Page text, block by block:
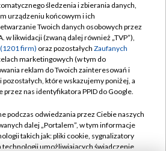
TVP
Cyfrowa
Regulamin TVP
prywatności
Moje zgody
Pomoc
Kontakt
śledzenia i zbierania danych,
urządzeniu końcowym i ich
Twoich danych osobowych przez
w likwidacji (zwaną dalej również „TVP”),
firm) oraz pozostałych Zaufanych
marketingowych (w tym do
reklam do Twoich zainteresowań i
które wskazujemy poniżej, a
przez nas identyfikatora PPID do Google.
podczas odwiedzania przez Ciebie naszych
dalej „Portalem”, w tym informacje
takich jak: pliki cookie, sygnalizatory
technologii umożliwiających świadczenie